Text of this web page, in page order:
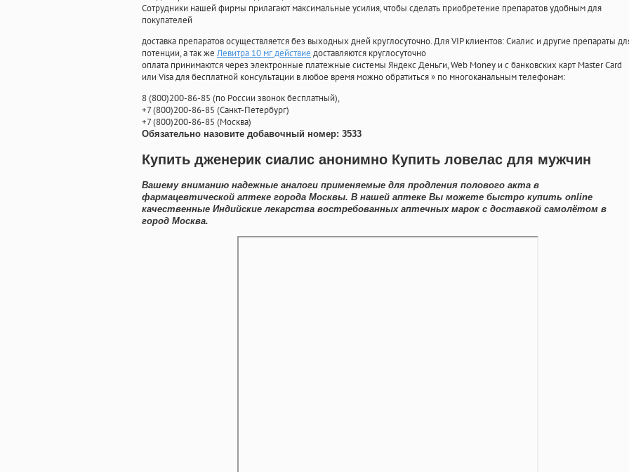
Cотрудники нашей фирмы прилагают максимальные усилия, чтобы сделать приобретение препаратов удобным для
покупателей
доставка препаратов осуществляется без выходных дней круглосуточно. Для VIP клиентов: Сиалис и другие препараты
потенции, а так же Левитра 10 мг действие доставляются круглосуточно
оплата принимаются через электронные платежные системы Яндекс Деньги, Web Money и с банковских карт Master Card
или Visa для бесплатной консультации в любое время можно обратиться» по многоканальным телефонам:
8(800)200-86-85 (по России звонок бесплатный),
+7(800)200-86-85 (Санкт-Петербург)
+7(800)200-86-85 (Москва)
Обязательно назовите добавочный номер: 3533
Купить дженерик сиалис анонимно Купить ловелас для мужчин
Вашему вниманию надежные аналоги применяемые для продления полового акта в
фармацевтической аптеке города Москвы. В нашей аптеке Вы можете быстро купить online
качественные Индийские лекарства востребованных аптечных марок с доставкой самолётом в
город Москва.